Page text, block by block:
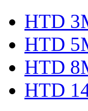
HTD
HTD
HTD
HTD